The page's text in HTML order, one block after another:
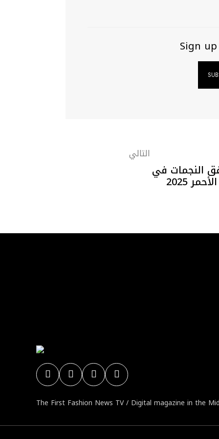
Sign
التالي
النجمات في
2025
The First Fashion News TV / Digital magazine in the